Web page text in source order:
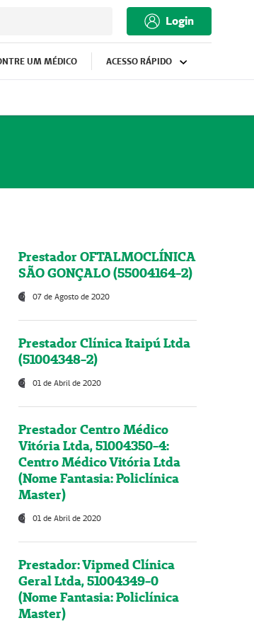
Login
UM MÉDICO ACESSO RÁPIDO
Prestador OFTALMOCLÍNICA
SÃO GONÇALO (55004164-2)
07 de Agosto de 2020
Prestador Clínica Itaipú Ltda
(51004348-2)
01 de Abril de 2020
Prestador Centro Médico
Vitória Ltda, 51004350-4:
Centro Médico Vitória Ltda
(Nome Fantasia: Policlínica
Master)
01 de Abril de 2020
Prestador: Vipmed Clínica
Geral Ltda, 51004349-0
(Nome Fantasia: Policlínica
Master)